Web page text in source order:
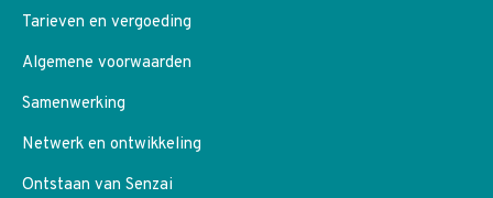
Tarieven en vergoeding
Algemene voorwaarden
Samenwerking
Netwerk en ontwikkeling
Ontstaan van Senzai